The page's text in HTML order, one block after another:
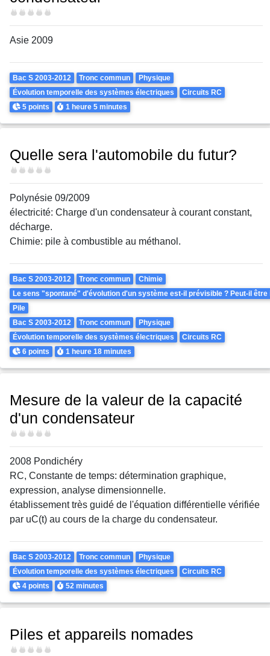
Difficulté
Asie 2009
Theme
Bac S 2003-2012 Tronc commun
Physique
Évolution temporelle des systèmes électriques
Circuits RC
Points
5 points Durée
1 heure5 minutes
Quelle sera l'automobile du futur?
Difficulté
Polynésie 09/2009
électricité: Charge d'un condensateur à courant constant,
décharge.
Chimie: pile à combustible au méthanol.
Theme
Bac S 2003-2012 Tronc commun
Chimie
Le sens "spontané" d'évolution d'un système est-il prévisible ? Peut-il être
Pile
Bac S 2003-2012
Tronc commun
Physique
Évolution temporelle des systèmes électriques
Circuits RC
Points
6 points Durée
1 heure18 minutes
Mesure de la valeur de la capacité
d'un condensateur
Difficulté
2008 Pondichéry
RC, Constante de temps: détermination graphique,
expression, analyse dimensionnelle.
établissement très guidé de l'équation différentielle vérifiée
par uC(t) au cours de la charge du condensateur.
Theme
Bac S 2003-2012 Tronc commun
Physique
Évolution temporelle des systèmes électriques
Circuits RC
Points
4 points Durée
52 minutes
Piles et appareils nomades
Difficulté